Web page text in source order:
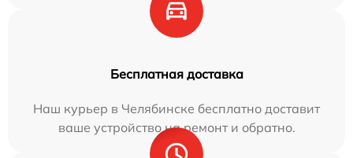
Бесплатная доставка
Наш курьер в Челябинске бесплатно доставит
ваше устройство на ремонт и обратно.